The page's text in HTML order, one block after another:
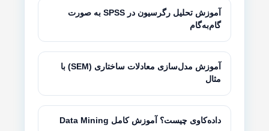
آموزش تحلیل رگرسیون در SPSS به صورت
گام‌به‌گام
آموزش مدل‌سازی معادلات ساختاری (SEM) با
مثال
داده‌کاوی چیست؟ آموزش کامل Data Mining